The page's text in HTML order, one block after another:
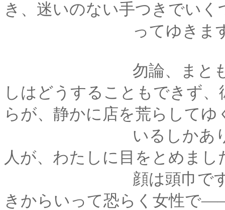
き、迷いのない手つきでい
ってゆきます
勿論、まともなお客
しはどうすることもできず
らが、静かに店を荒らしてゆ
いるしかありません
人が、わたしに目をとめまし
顔は頭巾ですっぽり
きからいって恐らく女性で